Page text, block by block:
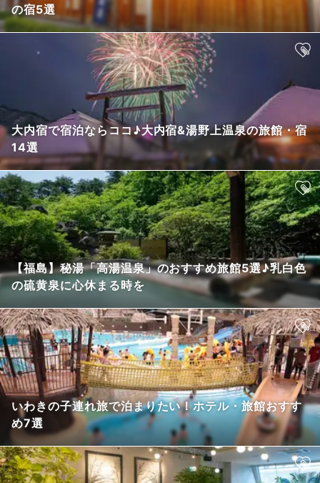
の宿5選
大内宿で宿泊ならココ♪大内宿&湯野上温泉の旅館・宿
14選
【福島】秘湯「高湯温泉」のおすすめ旅館5選♪乳白色
の硫黄泉に心休まる時を
いわきの子連れ旅で泊まりたい！ホテル・旅館おすす
め7選